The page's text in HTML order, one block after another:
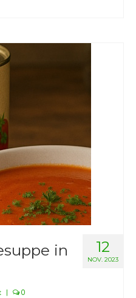
12
NOV. 2023
in
0